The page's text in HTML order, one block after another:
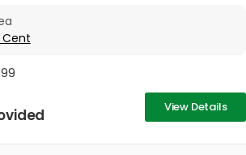
Cent
View Details